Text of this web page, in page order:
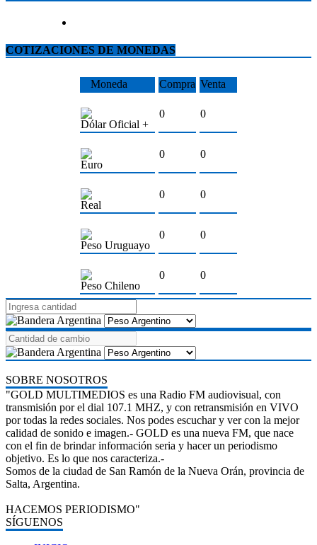
COTIZACIONES DE MONEDAS
Moneda Compra Venta
Dólar Oficial +
0 0
Euro
0 0
Real
0 0
Peso Uruguayo
0 0
Peso Chileno
0 0
SOBRE NOSOTROS
"GOLD MULTIMEDIOS es una Radio FM audiovisual, con
transmisión por el dial 107.1 MHZ, y con retransmisión en VIVO
por todas la redes sociales. Nos podes escuchar y ver con la mejor
calidad de sonido e imagen.- GOLD es una nueva FM, que nace
con el fin de brindar información seria y hacer un periodismo
objetivo. Es lo que nos caracteriza.-
Somos de la ciudad de San Ramón de la Nueva Orán, provincia de
Salta, Argentina.
HACEMOS PERIODISMO"
SÍGUENOS